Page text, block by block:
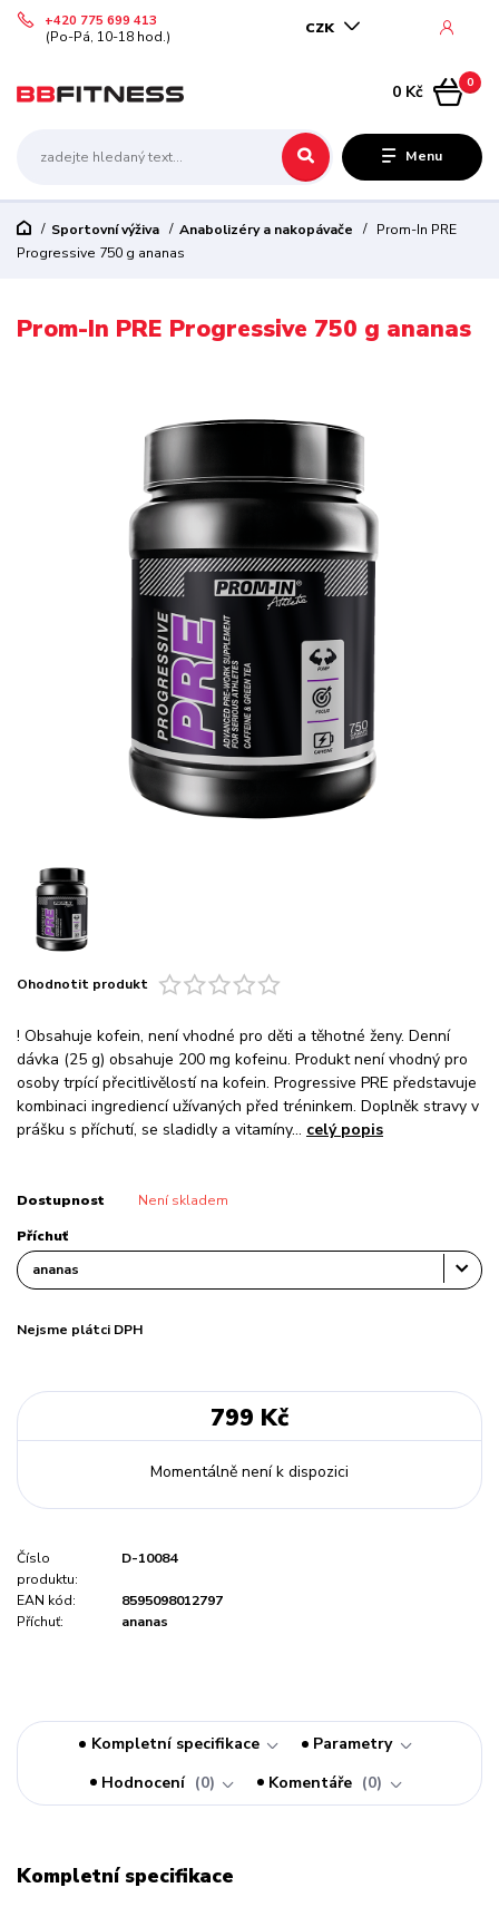
Menu
CZK
+420 775 699 413
(Po-Pá, 10-18 hod.)
0
0 Kč
Sportovní výživa Anabolizéry a nakopávače
Prom-In PRE
Progressive 750 g ananas
Prom-In PRE Progressive 750 g ananas
Ohodnotit produkt
! Obsahuje kofein, není vhodné pro děti a těhotné ženy. Denní
dávka (25 g) obsahuje 200 mg kofeinu. Produkt není vhodný pro
osoby trpící přecitlivělostí na kofein. Progressive PRE představuje
kombinaci ingrediencí užívaných před tréninkem. Doplněk stravy v
prášku s příchutí, se sladidly a vitamíny... celý popis
Dostupnost Není skladem
Příchuť
Nejsme plátci DPH
799 Kč
Momentálně není k dispozici
Číslo
produktu:
D-10084
EAN kód:
8595098012797
Příchuť:
ananas
Kompletní specifikace
Parametry
Hodnocení
0 Komentáře 0
Kompletní specifikace